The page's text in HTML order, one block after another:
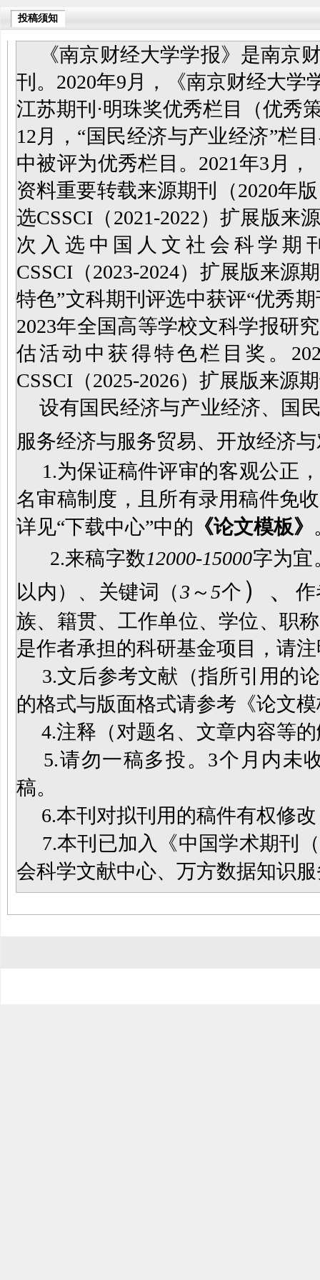
投稿须知
《南京财经大学学报》是南京
刊 。 2020年9月，《南京财经大学
江苏期刊·明珠奖优秀栏目（优秀
12月，“国民经济与产业经济”栏
中被评为优秀栏目。2021年3月
资料重要转载来源期刊（2020年
选CSSCI（2021-2022）扩展版来
次入选中国人文社会科学期
CSSCI（2023-2024）扩展版来源
特色”文科期刊评选中获评“优秀
2023年全国高等学校文科学报研
估活动中获得特色栏目奖。
CSSCI（2025-2026）扩展版来源
设有国民经济与产业经济、
国
服务经济与服务贸易、开放经济
1.为保证稿件评审的客观公正
名审稿制度，且所有录用稿件免
详见“下载中心”中的 《论文模板》
2.来稿字数12000-15000字为宜
以内）、关键词（3 ～5个 ）、
族、籍贯、工作单位、学位、职
是作者承担的科研基金项目，请
3.文后参考文献（指所引用的
的格式与版面格式请参考《论文
4.注释（对题名、文章内容等
5.请勿一稿多投。 3个月内未
稿。
6.本刊对拟刊用的稿件有权修
7.本刊已加入《中国学术期刊
会科学文献中心、万方数据知识